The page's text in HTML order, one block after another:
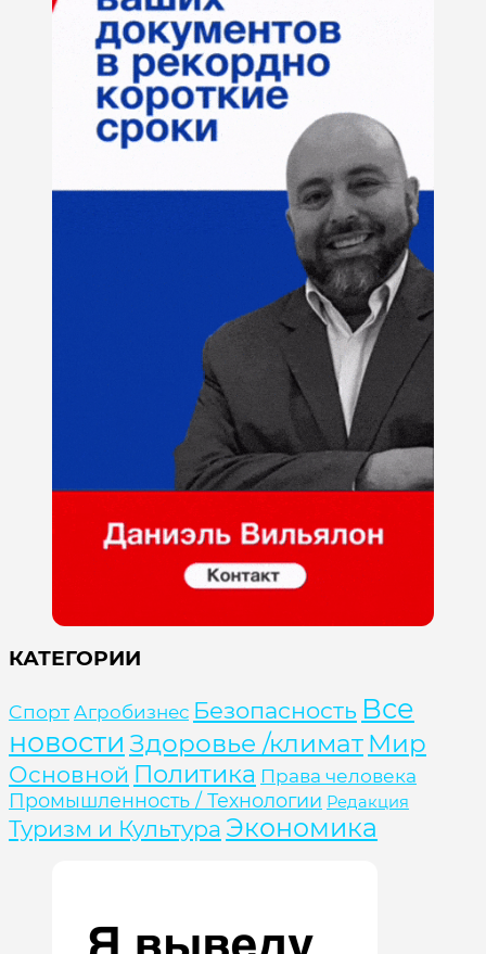
КАТЕГОРИИ
Cпорт Агробизнес Безопасность Все
новости Здоровье /климат Мир
Основной Политика Права человека
Промышленность / Технологии Редакция
Туризм и Культура Экономика